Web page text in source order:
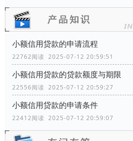
小额信用贷款的申请流程
22762阅读 2025-07-12 20:59:51
小额信用贷款的贷款额度与期限
22556阅读 2025-07-12 20:59:27
小额信用贷款的申请条件
22412阅读 2025-07-12 20:59:07